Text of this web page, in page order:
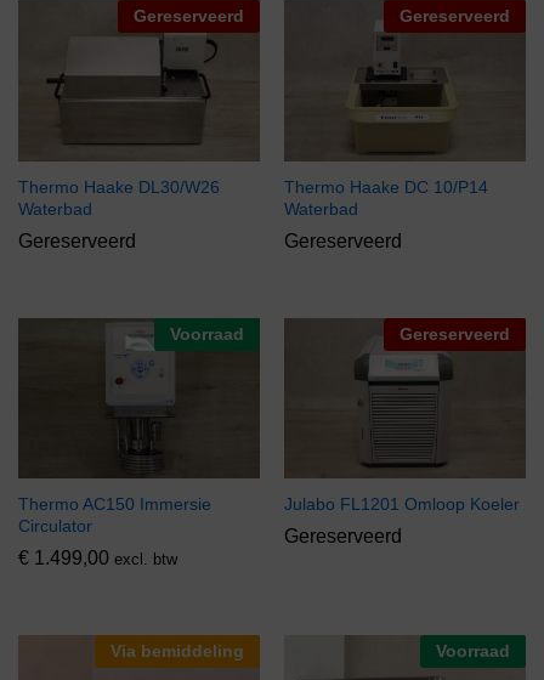
Gereserveerd
Thermo Haake DL30/W26
Waterbad
Gereserveerd
Gereserveerd
Thermo Haake DC 10/P14
Waterbad
Gereserveerd
Voorraad
Thermo AC150 Immersie
Circulator
€ 1.499,00 excl. btw
Gereserveerd
Julabo FL1201 Omloop Koeler
Gereserveerd
Via bemiddeling Voorraad